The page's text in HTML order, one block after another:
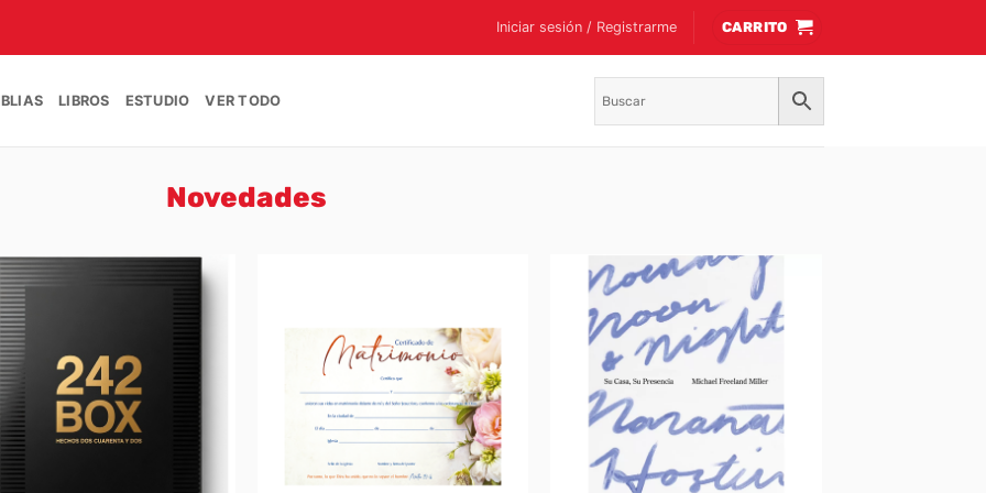
Iniciar sesión / Registrarme CARRITO
LIBROS ESTUDIO VER TODO
Novedades